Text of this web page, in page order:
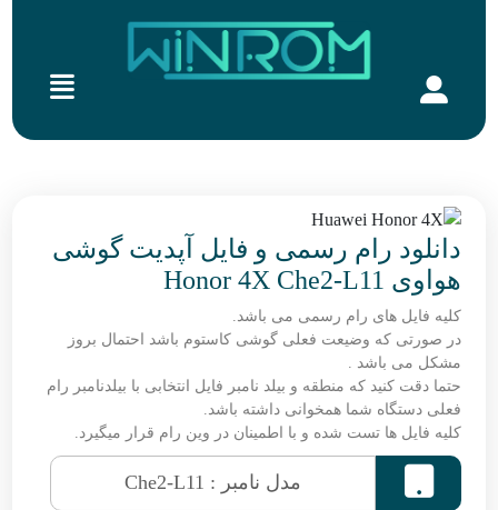
دانلود رام رسمی و فایل آپدیت گوشی
هواوی Honor 4X Che2-L11
کلیه فایل های رام رسمی می باشد.
در صورتی که وضیعت فعلی گوشی کاستوم باشد احتمال بروز
مشکل می باشد .
حتما دقت کنید که منطقه و بیلد نامبر فایل انتخابی با بیلدنامبر رام
فعلی دستگاه شما همخوانی داشته باشد.
کلیه فایل ها تست شده و با اطمینان در وین رام قرار میگیرد.
مدل نامبر : Che2-L11